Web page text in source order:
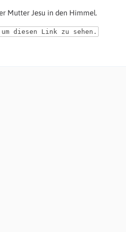
Mutter Jesu in den Himmel.
diesen Link zu sehen.